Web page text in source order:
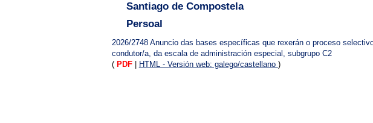
Santiago de Compostela
Persoal
2026/2748 Anuncio das bases específicas que rexerán o proceso
condutor/a, da escala de administración especial, subgrupo C2
( PDF HTML - Versión web: galego/castellano )